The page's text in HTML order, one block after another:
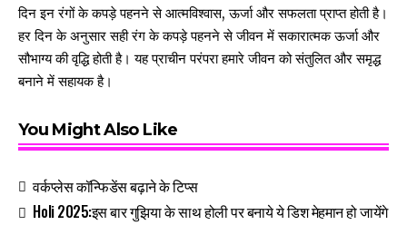
दिन इन रंगों के कपड़े पहनने से आत्मविश्वास, ऊर्जा और सफलता प्राप्त होती है।
हर दिन के अनुसार सही रंग के कपड़े पहनने से जीवन में सकारात्मक ऊर्जा और
सौभाग्य की वृद्धि होती है। यह प्राचीन परंपरा हमारे जीवन को संतुलित और समृद्ध
बनाने में सहायक है।
You Might Also Like
वर्कप्लेस कॉन्फिडेंस बढ़ाने के टिप्स
Holi 2025:इस बार गुझिया के साथ होली पर बनाये ये डिश मेहमान हो जायेंगे